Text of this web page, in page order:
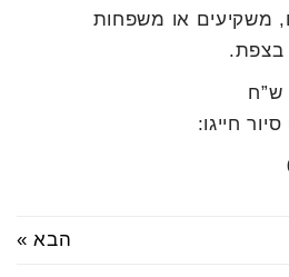
משקיעים או משפחות
חייגו:
הבא »